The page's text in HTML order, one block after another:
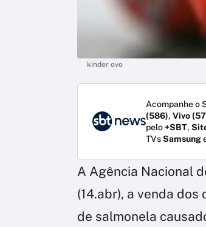
kinder ovo
Acompanhe o
(586), Vivo
pelo+SBT,
TVsSamsung
A Agência Nacional
(14.abr), a venda
de salmonela